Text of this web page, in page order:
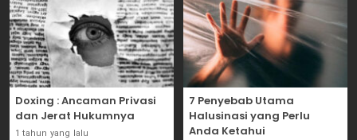
Doxing : Ancaman Privasi
dan Jerat Hukumnya
1 tahun yang lalu
7 Penyebab Utama
Halusinasi yang Perlu
Anda Ketahui